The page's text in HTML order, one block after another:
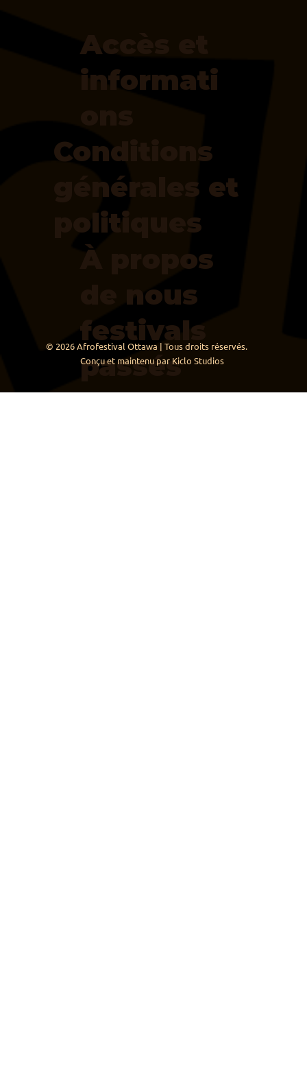
Accès et
informati
Conditions
générales et
politiques
À propos
de nous
festivals
passés
nos
© 2026 Afrofestival Ottawa | Tous droits réservés.
Conçu et maintenu par Kiclo Studios